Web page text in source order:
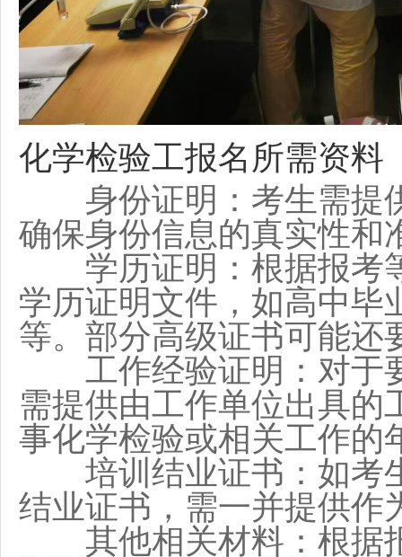
化学检验工报名所需资料
身份证明：考生需提
确保身份信息的真实性和
学历证明：根据报考
学历证明文件，如高中毕
等。部分高级证书可能还
工作经验证明：对于
需提供由工作单位出具的
事化学检验或相关工作的
培训结业证书：如考
结业证书，需一并提供作
其他相关材料：根据